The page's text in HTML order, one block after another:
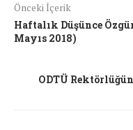
Önceki İçerik
Haftalık Düşünce
Mayıs 2018)
ODTÜ